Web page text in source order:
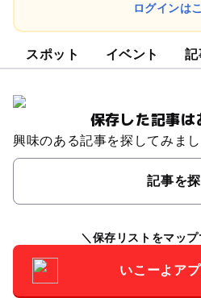
ログインは
スポット イベント 記
保存した記事
興味のある記事を探してみまし
記事を
保存リストをマップ
いこーよア